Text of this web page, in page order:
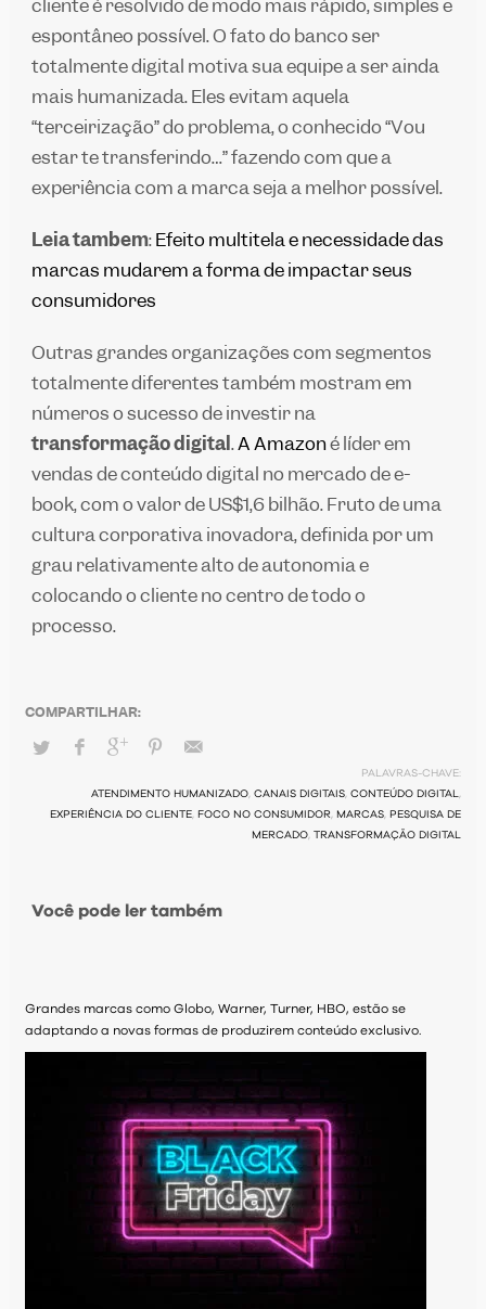
cliente é resolvido de modo mais rápido, simples e
espontâneo possível. O fato do banco ser
totalmente digital motiva sua equipe a ser ainda
mais humanizada. Eles evitam aquela
“terceirização” do problema, o conhecido “Vou
estar te transferindo…” fazendo com que a
experiência com a marca seja a melhor possível.
Leia também:Efeito multitela e necessidade das
marcas mudarem a forma de impactar seus
consumidores
Outras grandes organizações com segmentos
totalmente diferentes também mostram em
números o sucesso de investir na
transformação digital.A Amazoné líder em
vendas de conteúdo digital no mercado de e-
book, com o valor de US$1,6 bilhão. Fruto de uma
cultura corporativa inovadora, definida por um
grau relativamente alto de autonomia e
colocando o cliente no centro de todo o
processo.
PALAVRAS-CHAVE:
ATENDIMENTO HUMANIZADO CANAIS DIGITAIS CONTEÚDO DIGITAL
EXPERIÊNCIA DO CLIENTE FOCO NO CONSUMIDOR MARCAS PESQUISA DE
MERCADO TRANSFORMAÇÃO DIGITAL
Você pode ler também
Grandes marcas como Globo, Warner, Turner, HBO, estão se
adaptando a novas formas de produzirem conteúdo exclusivo.